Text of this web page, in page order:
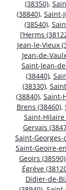
(38350),
(38840), Saint-
(38540),
l’Herms
Jean-le-Vieux
Jean-de-
Saint-Jean-
(38440),
(38330),
(38840), Saint-
Brens (38460),
Saint-Hilaire
Gervais
Saint-
Saint-Geoire-
Geoirs (38590)
Égrève
Didier-de-